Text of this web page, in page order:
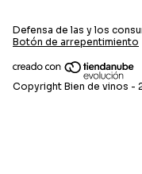
Defensa de las y los
Botón de arrepentimiento
Copyright Bien de vinos -